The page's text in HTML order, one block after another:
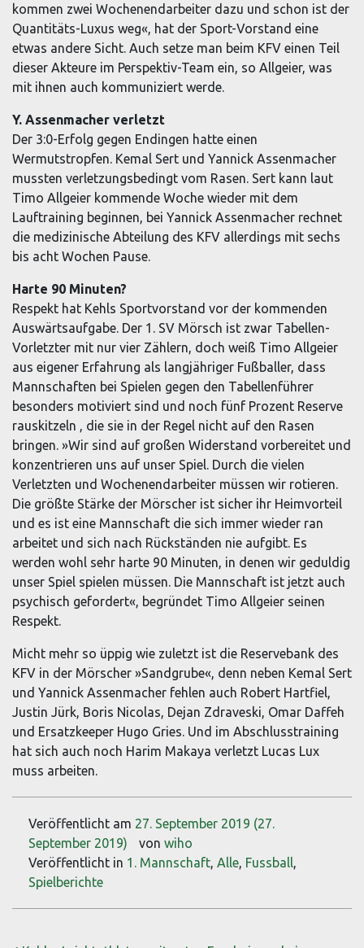
kommen zwei Wochenendarbeiter dazu und schon ist der
Quantitäts-Luxus weg«, hat der Sport-Vorstand eine
etwas andere Sicht. Auch setze man beim KFV einen Teil
dieser Akteure im Perspektiv-Team ein, so Allgeier, was
mit ihnen auch kommuniziert werde.
Y. Assenmacher verletzt
Der 3:0-Erfolg gegen Endingen hatte einen
Wermutstropfen. Kemal Sert und Yannick Assenmacher
mussten verletzungsbedingt vom Rasen. Sert kann laut
Timo Allgeier kommende Woche wieder mit dem
Lauftraining beginnen, bei Yannick Assenmacher rechnet
die medizinische Abteilung des KFV allerdings mit sechs
bis acht Wochen Pause.
Harte 90 Minuten?
Respekt hat Kehls Sportvorstand vor der kommenden
Auswärtsaufgabe. Der 1. SV Mörsch ist zwar Tabellen-
Vorletzter mit nur vier Zählern, doch weiß Timo Allgeier
aus eigener Erfahrung als langjähriger Fußballer, dass
Mannschaften bei Spielen gegen den Tabellenführer
besonders motiviert sind und noch fünf Prozent Reserve
rauskitzeln , die sie in der Regel nicht auf den Rasen
bringen. »Wir sind auf großen Widerstand vorbereitet und
konzentrieren uns auf unser Spiel. Durch die vielen
Verletzten und Wochenendarbeiter müssen wir rotieren.
Die größte Stärke der Mörscher ist sicher ihr Heimvorteil
und es ist eine Mannschaft die sich immer wieder ran
arbeitet und sich nach Rückständen nie aufgibt. Es
werden wohl sehr harte 90 Minuten, in denen wir geduldig
unser Spiel spielen müssen. Die Mannschaft ist jetzt auch
psychisch gefordert«, begründet Timo Allgeier seinen
Respekt.
Micht mehr so üppig wie zuletzt ist die Reservebank des
KFV in der Mörscher »Sandgrube«, denn neben Kemal Sert
und Yannick Assenmacher fehlen auch Robert Hartfiel,
Justin Jürk, Boris Nicolas, Dejan Zdraveski, Omar Daffeh
und Ersatzkeeper Hugo Gries. Und im Abschlusstraining
hat sich auch noch Harim Makaya verletzt Lucas Lux
muss arbeiten.
Veröffentlicht am 27. September 2019 (27.
September 2019)
von wiho
Veröffentlicht in 1. Mannschaft, Alle, Fussball,
Spielberichte